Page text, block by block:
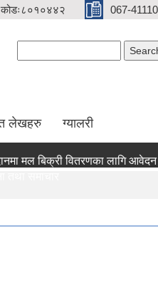
कोडः८०१०४४२ 067-
लेखहरु ग्यालरी
बिक्री वितरणका लागि आवेदन दिने